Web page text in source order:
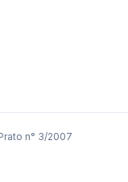
n° 3/2007